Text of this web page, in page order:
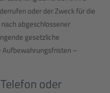
oder der Zweck für die
abgeschlossener
gesetzliche
–
oder